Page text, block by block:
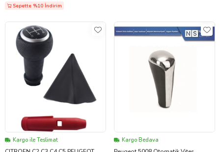
Sepette %10 İndirim
Kargo ile Teslimat Kargo Bedava